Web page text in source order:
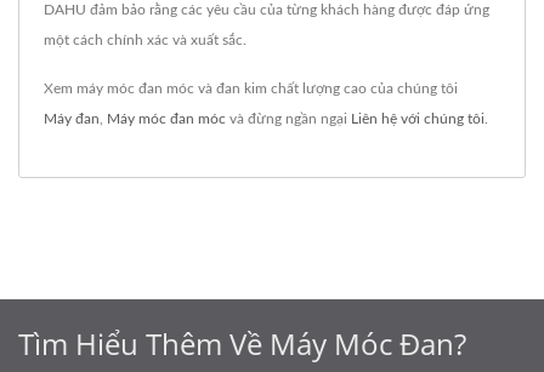
DAHU đảm bảo rằng các yêu cầu của từng khách hàng được đáp ứng
một cách chính xác và xuất sắc.
Xem máy móc đan móc và đan kim chất lượng cao của chúng tôi
Máy đan Máy móc đan móc và đừng ngần ngại Liên hệ với chúng tôi
Tìm Hiểu Thêm Về Máy Móc Đan?